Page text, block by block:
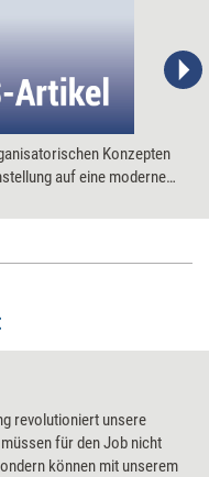
Konzepten
auf eine moderne
ein
Bedarfs, der
revolutioniert unsere
für den Job nicht
können mit unserem